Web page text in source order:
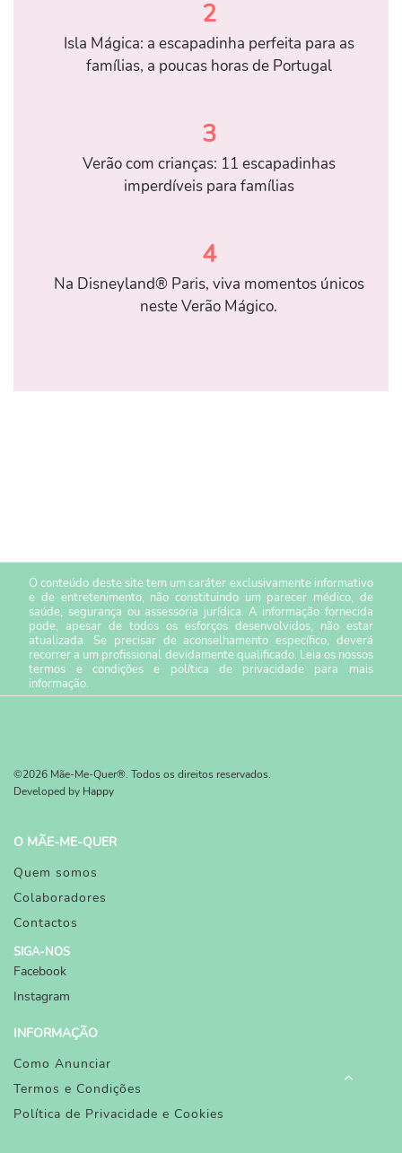
2
Isla Mágica: a escapadinha perfeita para as
famílias, a poucas horas de Portugal
3
Verão com crianças: 11 escapadinhas
imperdíveis para famílias
4
Na Disneyland® Paris, viva momentos únicos
neste Verão Mágico.
O conteúdo deste site tem um caráter exclusivamente informativo
e de entretenimento, não constituindo um parecer médico, de
saúde, segurança ou assessoria jurídica. A informação fornecida
pode, apesar de todos os esforços desenvolvidos, não estar
atualizada. Se precisar de aconselhamento específico, deverá
recorrer a um profissional devidamente qualificado. Leia os nossos
termos e condiçõese política de privacidade para mais
informação.
©2026 Mãe-Me-Quer®. Todos os direitos reservados.
Developed by Happy
O MÃE-ME-QUER
Quem somos
Colaboradores
Contactos
SIGA-NOS
Facebook
Instagram
INFORMAÇÃO
Como Anunciar
Termos e Condições
Política de Privacidade e Cookies